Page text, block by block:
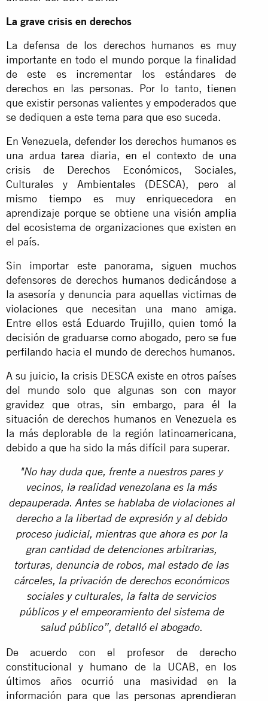
La grave crisis en derechos
La defensa de los derechos humanos es muy
importante en todo el mundo porque la finalidad
de este es incrementar los estándares de
derechos en las personas. Por lo tanto, tienen
que existir personas valientes y empoderados que
se dediquen a este tema para que eso suceda.
En Venezuela, defender los derechos humanos es
una ardua tarea diaria, en el contexto de una
crisis de Derechos Económicos, Sociales,
Culturales y Ambientales (DESCA), pero al
mismo tiempo es muy enriquecedora en
aprendizaje porque se obtiene una visión amplia
del ecosistema de organizaciones que existen en
el país.
Sin importar este panorama, siguen muchos
defensores de derechos humanos dedicándose a
la asesoría y denuncia para aquellas victimas de
violaciones que necesitan una mano amiga.
Entre ellos está Eduardo Trujillo, quien tomó la
decisión de graduarse como abogado, pero se fue
perfilando hacia el mundo de derechos humanos.
A su juicio, la crisis DESCA existe en otros países
del mundo solo que algunas son con mayor
gravidez que otras, sin embargo, para él la
situación de derechos humanos en Venezuela es
la más deplorable de la región latinoamericana,
debido a que ha sido la más difícil para superar.
"No hay duda que, frente a nuestros pares y
vecinos, la realidad venezolana es la más
depauperada. Antes se hablaba de violaciones al
derecho a la libertad de expresión y al debido
proceso judicial, mientras que ahora es por la
gran cantidad de detenciones arbitrarias,
torturas, denuncia de robos, mal estado de las
cárceles, la privación de derechos económicos
sociales y culturales, la falta de servicios
públicos y el empeoramiento del sistema de
salud público”, detalló el abogado.
De acuerdo con el profesor de derecho
constitucional y humano de la UCAB, en los
últimos años ocurrió una masividad en la
información para que las personas aprendieran